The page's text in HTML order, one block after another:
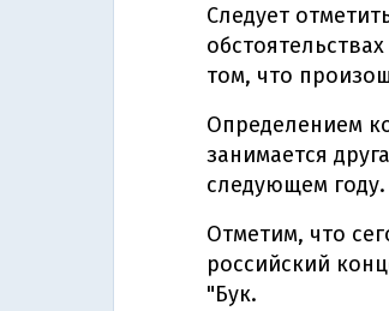
Следует
том, что
Определением
занимается
следующем году.
Отметим, что
российский
"Бук.